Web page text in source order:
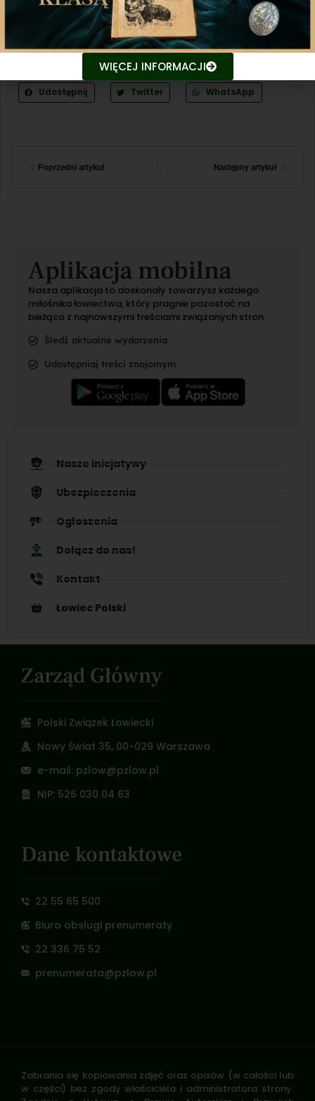
myśliwych w całej Polsce.
Udostępnij Twitter WhatsApp
Poprzedni artykuł Następny artykuł
Aplikacja mobilna
Nasza aplikacja to doskonały towarzysz każdego
miłośnika łowiectwa, który pragnie pozostać na
bieżąco z najnowszymi treściami związanych stron.
Śledź aktualne wydarzenia
Udostępniaj treści znajomym
Nasze inicjatywy
Ubezpieczenia
Ogłoszenia
Dołącz do nas!
Kontakt
Łowiec Polski
Zarząd Główny
Polski Związek Łowiecki
Nowy Świat 35, 00-029 Warszawa
e-mail: pzlow@pzlow.pl
NIP: 526 030 04 63
Dane kontaktowe
22 55 65 500
Biuro obsługi prenumeraty
22 336 75 52
prenumerata@pzlow.pl
Zabrania się kopiowania zdjęć oraz opisów (w całości lub
w części) bez zgody właściciela i administratora strony.
WIĘCEJ INFORMACJI